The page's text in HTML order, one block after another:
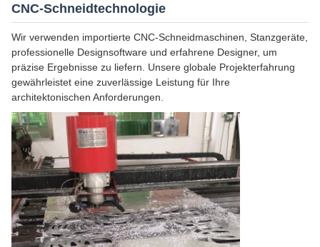
CNC-Schneidtechnologie
Wir verwenden importierte CNC-Schneidmaschinen, Stanzgeräte,
professionelle Designsoftware und erfahrene Designer, um
präzise Ergebnisse zu liefern. Unsere globale Projekterfahrung
gewährleistet eine zuverlässige Leistung für Ihre
architektonischen Anforderungen.